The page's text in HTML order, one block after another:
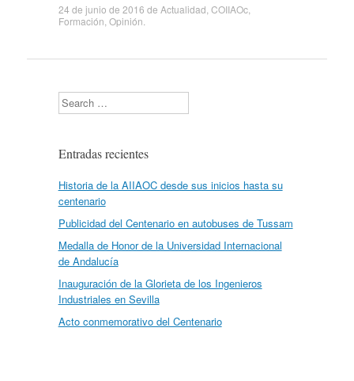
24 de junio de 2016 de Actualidad COIIAOc,
Formación Opinión
Search
Entradas recientes
Historia de la AIIAOC desde sus inicios hasta su
centenario
Publicidad del Centenario en autobuses de Tussam
Medalla de Honor de la Universidad Internacional
de Andalucía
Inauguración de la Glorieta de los Ingenieros
Industriales en Sevilla
Acto conmemorativo del Centenario